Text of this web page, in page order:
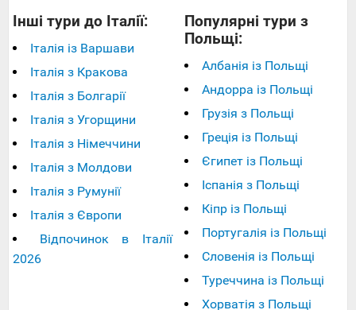
Інші тури до Італії:
Італія із Варшави
Італія з Кракова
Італія з Болгарії
Італія з Угорщини
Італія з Німеччини
Італія з Молдови
Італія з Румунії
Італія з Європи
Відпочинок в Італії
2026
Популярні тури з
Польщі:
Албанія із Польщі
Андорра із Польщі
Грузія з Польщі
Греція із Польщі
Єгипет із Польщі
Іспанія з Польщі
Кіпр із Польщі
Португалія із Польщі
Словенія із Польщі
Туреччина із Польщі
Хорватія з Польщі